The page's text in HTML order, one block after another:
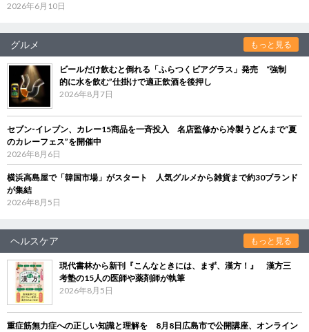
2026年6月10日
グルメ もっと見る
ビールだけ飲むと倒れる「ふらつくビアグラス」発売 “強制
的に水を飲む”仕掛けで適正飲酒を後押し
2026年8月7日
セブン‐イレブン、カレー15商品を一斉投入 名店監修から冷製うどんまで“夏
のカレーフェス”を開催中
2026年8月6日
横浜高島屋で「韓国市場」がスタート 人気グルメから雑貨まで約30ブランド
が集結
2026年8月5日
ヘルスケア もっと見る
現代書林から新刊『こんなときには、まず、漢方！』 漢方三
考塾の15人の医師や薬剤師が執筆
2026年8月5日
重症筋無力症への正しい知識と理解を 8月8日広島市で公開講座、オンライン